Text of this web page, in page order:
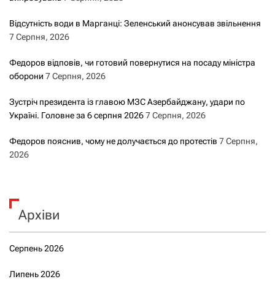
Відсутність води в Марганці: Зеленський анонсував звільнення
7 Серпня, 2026
Федоров відповів, чи готовий повернутися на посаду міністра
оборони 7 Серпня, 2026
Зустріч президента із главою МЗС Азербайджану, удари по
Україні. Головне за 6 серпня 20267 Серпня, 2026
Федоров пояснив, чому не долучається до протестів 7 Серпня,
2026
Архіви
Серпень 2026
Липень 2026